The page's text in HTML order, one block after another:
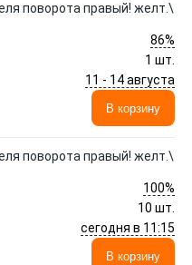
поворота правый! желт.\
86%
1 шт.
11 - 14 августа
В корзину
поворота правый! желт.\
100%
10 шт.
сегодня в 11:15
В корзину